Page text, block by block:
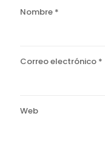
Nombre *
Correo electrónico *
Web